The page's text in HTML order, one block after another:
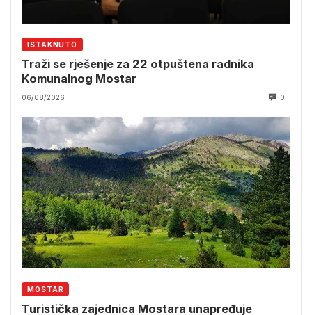
ISTAKNUTO
Traži se rješenje za 22 otpuštena radnika
Komunalnog Mostar
06/08/2026 0
MOSTAR
Turistička zajednica Mostara unapređuje